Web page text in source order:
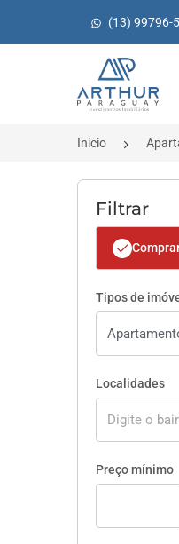
(13) 99796-
Página inicial
Início
Filtrar
Tipos de
Localidades
Preço mínimo